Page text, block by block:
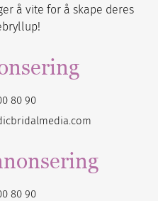
å vite for å skape deres
80 90
80 90